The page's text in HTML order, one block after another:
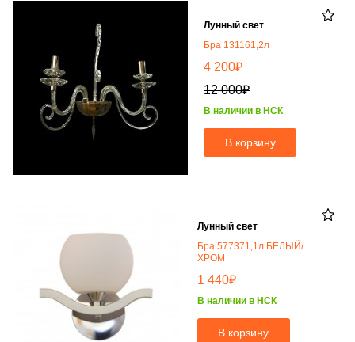
Лунный свет
Бра 131161,2л
4 200₽
12 000₽
В наличии в НСК
В корзину
Лунный свет
Бра 577371,1л БЕЛЫЙ/
ХРОМ
1 440₽
В наличии в НСК
В корзину